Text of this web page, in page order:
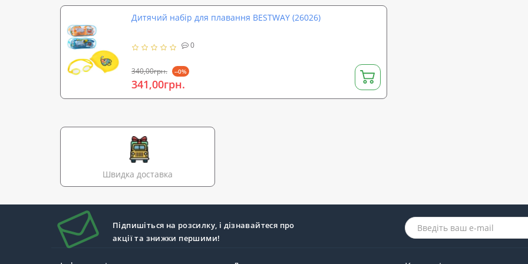
Дитячий набір для плавання BESTWAY (26026)
0
340,00грн. --0%
341,00грн.
Швидка доставка
Підпишіться на розсилку, і дізнавайтеся про
акції та знижки першими!